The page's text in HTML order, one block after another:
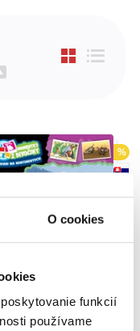
O cookies
funkcií
používame
%
z divočiny: